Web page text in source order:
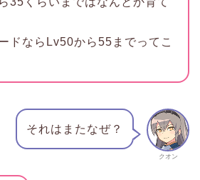
ドならLv50から55までってこ
クオン
それはまたなぜ？